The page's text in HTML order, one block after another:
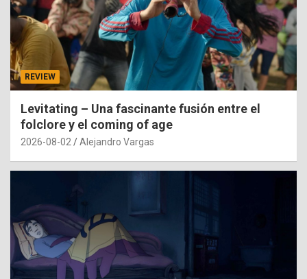
REVIEW
Levitating – Una fascinante fusión entre el
folclore y el coming of age
2026-08-02 Alejandro Vargas